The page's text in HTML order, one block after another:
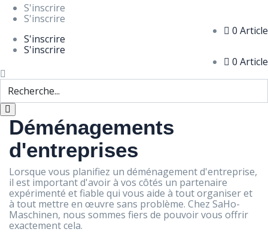
S'inscrire
S'inscrire
0 Article
S'inscrire
S'inscrire
0 Article
Déménagements
d'entreprises
Lorsque vous planifiez un déménagement d'entreprise,
il est important d'avoir à vos côtés un partenaire
expérimenté et fiable qui vous aide à tout organiser et
à tout mettre en œuvre sans problème. Chez SaHo-
Maschinen, nous sommes fiers de pouvoir vous offrir
exactement cela.